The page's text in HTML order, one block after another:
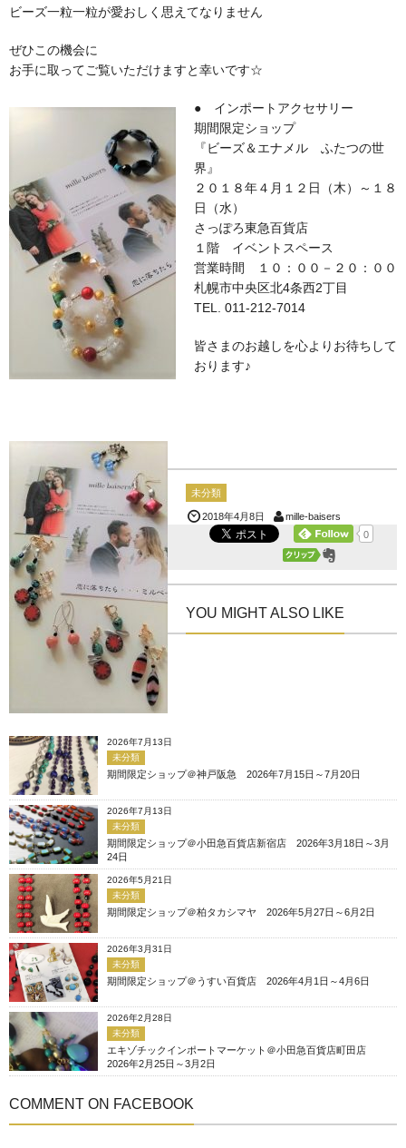
ビーズ一粒一粒が愛おしく思えてなりません
ぜひこの機会に
お手に取ってご覧いただけますと幸いです☆
● インポートアクセサリー
期間限定ショップ
『ビーズ＆エナメル ふたつの世
界』
２０１８年４月１２日（木）～１８
日（水）
さっぽろ東急百貨店
１階 イベントスペース
営業時間 １０：００－２０：００
札幌市中央区北4条西2丁目
TEL. 011-212-7014
皆さまのお越しを心よりお待ちして
おります♪
未分類
2018年4月8日
mille-baisers
0
YOU MIGHT ALSO LIKE
2026年7月13日
未分類
期間限定ショップ＠神戸阪急 2026年7月15日～7月20日
2026年7月13日
未分類
期間限定ショップ＠小田急百貨店新宿店 2026年3月18日～3月
24日
2026年5月21日
未分類
期間限定ショップ＠柏タカシマヤ 2026年5月27日～6月2日
2026年3月31日
未分類
期間限定ショップ＠うすい百貨店 2026年4月1日～4月6日
2026年2月28日
未分類
エキゾチックインポートマーケット＠小田急百貨店町田店
2026年2月25日～3月2日
COMMENT ON FACEBOOK